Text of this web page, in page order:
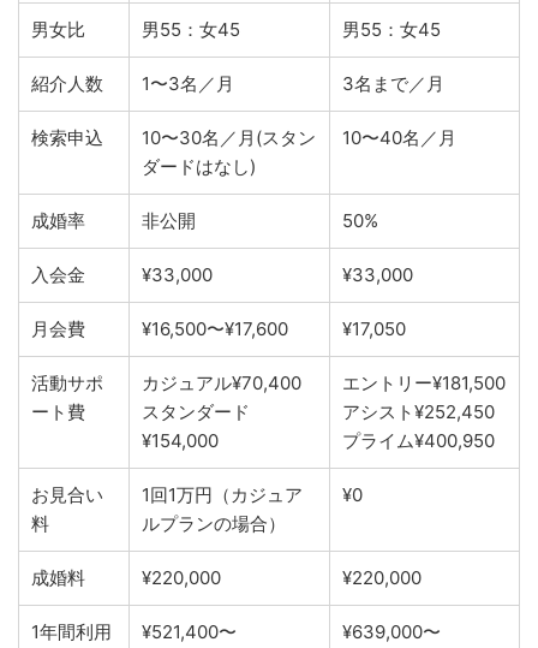
男女比 男55：女45 男55：女45
紹介人数 1〜3名／月 3名まで／月
検索申込
10〜30名／月(スタン
ダードはなし)
10〜40名／月
成婚率 非公開 50%
入会金 ¥33,000 ¥33,000
月会費 ¥16,500〜¥17,600 ¥17,050
活動サポ
ート費
カジュアル¥70,400
スタンダード
¥154,000
エントリー¥181,500
アシスト¥252,450
プライム¥400,950
お見合い
料
1回1万円（カジュア
ルプランの場合）
¥0
成婚料 ¥220,000 ¥220,000
1年間利用
¥521,400〜 ¥639,000〜